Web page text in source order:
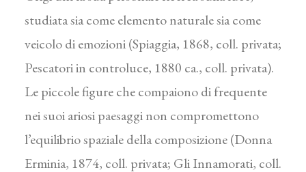
studiata sia come elemento naturale sia come
veicolo di emozioni (Spiaggia, 1868, coll. privata;
Pescatori in controluce, 1880 ca., coll. privata).
Le piccole figure che compaiono di frequente
nei suoi ariosi paesaggi non compromettono
l’equilibrio spaziale della composizione (Donna
Erminia, 1874, coll. privata; Gli Innamorati, coll.